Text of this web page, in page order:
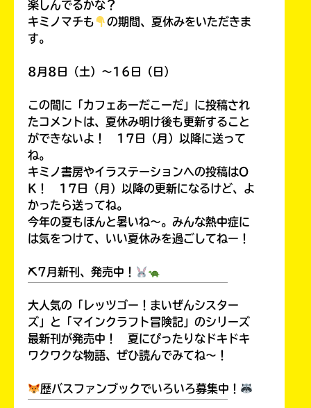
Loading
楽しんでるかな？
キミノマチも
の期間、夏休みをいただきま
す。
8月8日（土）～16日（日）
この間に「カフェあーだこーだ」に投稿され
たコメントは、夏休み明け後も更新すること
ができないよ！ 17日（月）以降に送って
ね。
キミノ書房やイラステーションへの投稿はO
K！ 17日（月）以降の更新になるけど、よ
かったら送ってね。
今年の夏もほんと暑いね～。みんな熱中症に
は気をつけて、いい夏休みを過ごしてねー！
⛏7月新刊、発売中！
大人気の「レッツゴー！まいぜんシスター
ズ」と「マインクラフト冒険記」のシリーズ
最新刊が発売中！ 夏にぴったりなドキドキ
ワクワクな物語、ぜひ読んでみてね～！
歴バスファンブックでいろいろ募集中！
入
力
エ
ラ
ー
が
る
の